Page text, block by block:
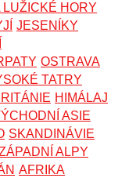
LUŽICKÉ HORY
JESENÍKY
OSTRAVA
TATRY
HIMÁLAJ
ASIE
SKANDINÁVIE
ALPY
AFRIKA